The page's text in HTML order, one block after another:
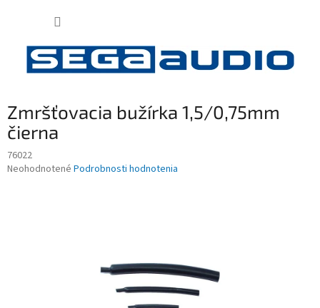
Zmršťovacia bužírka 1,5/0,75mm
čierna
76022
Priemerné
Neohodnotené Podrobnosti hodnotenia